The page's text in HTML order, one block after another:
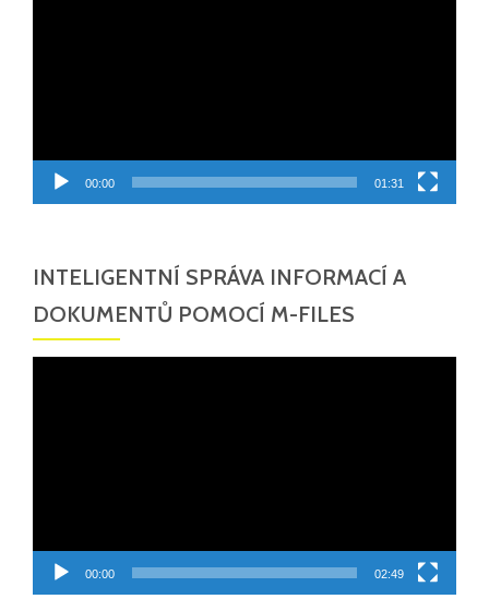
00:00 01:31
INTELIGENTNÍ SPRÁVA INFORMACÍ A
DOKUMENTŮ POMOCÍ M-FILES
00:00 02:49